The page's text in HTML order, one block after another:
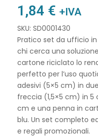
1,84 € +IVA
SKU: SD0001430
Pratico set da ufficio
chi cerca una
cartone riciclato lo
perfetto per l’uso
adesivi (5×5 cm) in
freccia (1,5×5 cm) in 5
cm e una penna in
blu. Un set completo
e regali promozionali.